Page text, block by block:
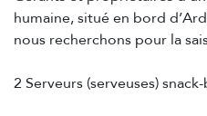
humaine, situé en bord
nous recherchons pour la
2 Serveurs (serveuses)